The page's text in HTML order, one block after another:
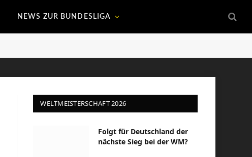
NEWS ZUR BUNDESLIGA
WELTMEISTERSCHAFT 2026
Folgt für Deutschland der
nächste Sieg bei der WM?